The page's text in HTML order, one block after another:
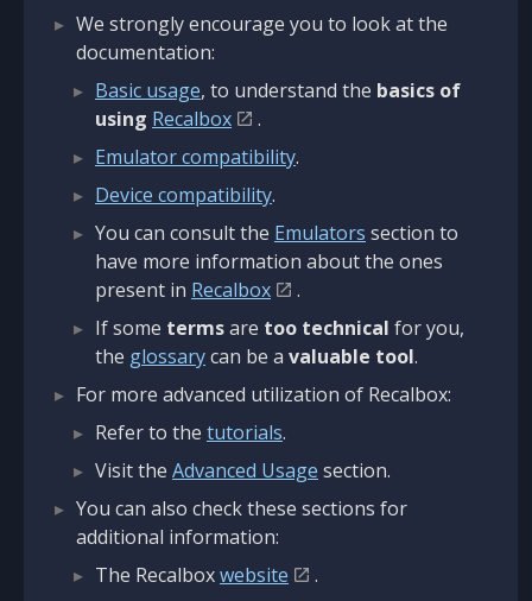
We strongly encourage you to look at the
documentation:
Basic usage, to understand the basics of
using Recalbox
.
Emulator compatibility.
Device compatibility.
You can consult the Emulators section to
have more information about the ones
present in Recalbox
.
If some termsare too technical for you,
the glossarycan be a valuable tool.
For more advanced utilization of Recalbox:
Refer to the tutorials.
Visit the Advanced Usage section.
You can also check these sections for
additional information:
The Recalboxwebsite
.